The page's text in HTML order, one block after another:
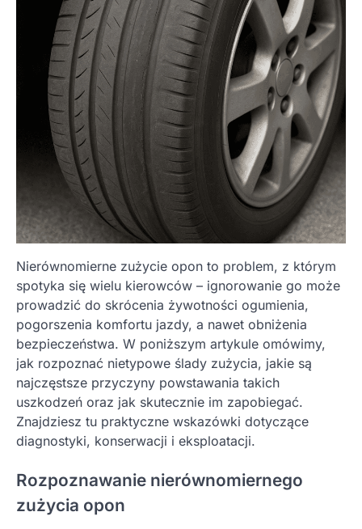
Nierównomierne zużycie opon to problem, z którym
spotyka się wielu kierowców – ignorowanie go może
prowadzić do skrócenia żywotności ogumienia,
pogorszenia komfortu jazdy, a nawet obniżenia
bezpieczeństwa. W poniższym artykule omówimy,
jak rozpoznać nietypowe ślady zużycia, jakie są
najczęstsze przyczyny powstawania takich
uszkodzeń oraz jak skutecznie im zapobiegać.
Znajdziesz tu praktyczne wskazówki dotyczące
diagnostyki, konserwacji i eksploatacji.
Rozpoznawanie nierównomiernego
zużycia opon